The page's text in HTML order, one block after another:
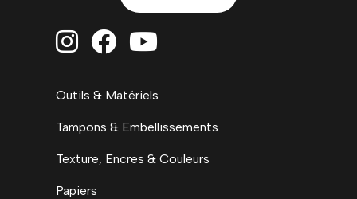
  
Outils & Matériels
Tampons & Embellissements
Texture, Encres & Couleurs
Papiers